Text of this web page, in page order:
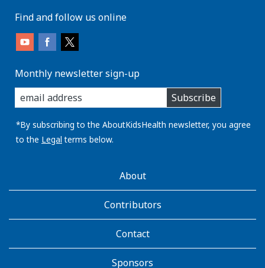
Find and follow us online
Monthly newsletter sign-up
enter
you
email
address:
Subscribe
*By subscribing to the AboutKidsHealth newsletter, you agree
to the Legal terms below.
AboutKidsHealthAbout
Contributors
Contact
Sponsors